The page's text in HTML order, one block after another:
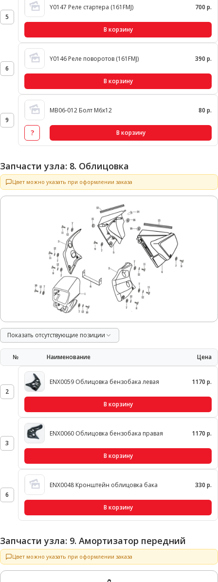
5
Y0147 Реле стартера (161FMJ) 700 р.
В корзину
6
Y0146 Реле поворотов (161FMJ) 390 р.
В корзину
9
MB06-012 Болт М6х12 80 р.
? В корзину
Запчасти узла: 8. Облицовка
Цвет можно указать при оформлении заказа
Показать отсутствующие позиции
№ Наименование Цена
2
ENX0059 Облицовка бензобака левая 1170 р.
В корзину
3
ENX0060 Облицовка бензобака правая 1170 р.
В корзину
6
ENX0048 Кронштейн облицовка бака 330 р.
В корзину
Запчасти узла: 9. Амортизатор передний
Цвет можно указать при оформлении заказа